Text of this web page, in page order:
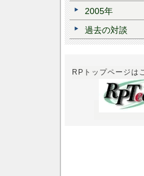
2005年
過去の対談
RPトップページは